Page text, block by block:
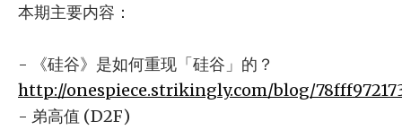
本期主要内容：
- 《硅谷》是如何重现「硅谷」的？
http://onespiece.strikingly.com/blog/
- 弟高值 (D2F)